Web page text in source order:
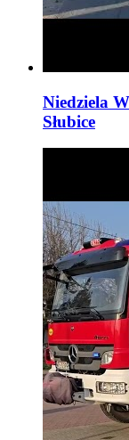
Niedziela
Słubice